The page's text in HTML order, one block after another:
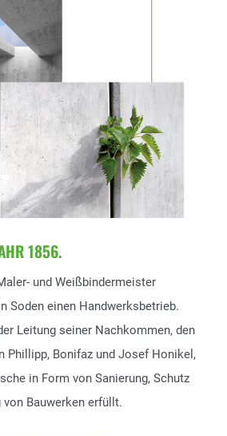
1856.
und Weißbindermeister
Soden einen Handwerksbetrieb.
Leitung seiner Nachkommen, den
Phillipp, Bonifaz und Josef Honikel,
in Form von Sanierung, Schutz
von Bauwerken erfüllt.